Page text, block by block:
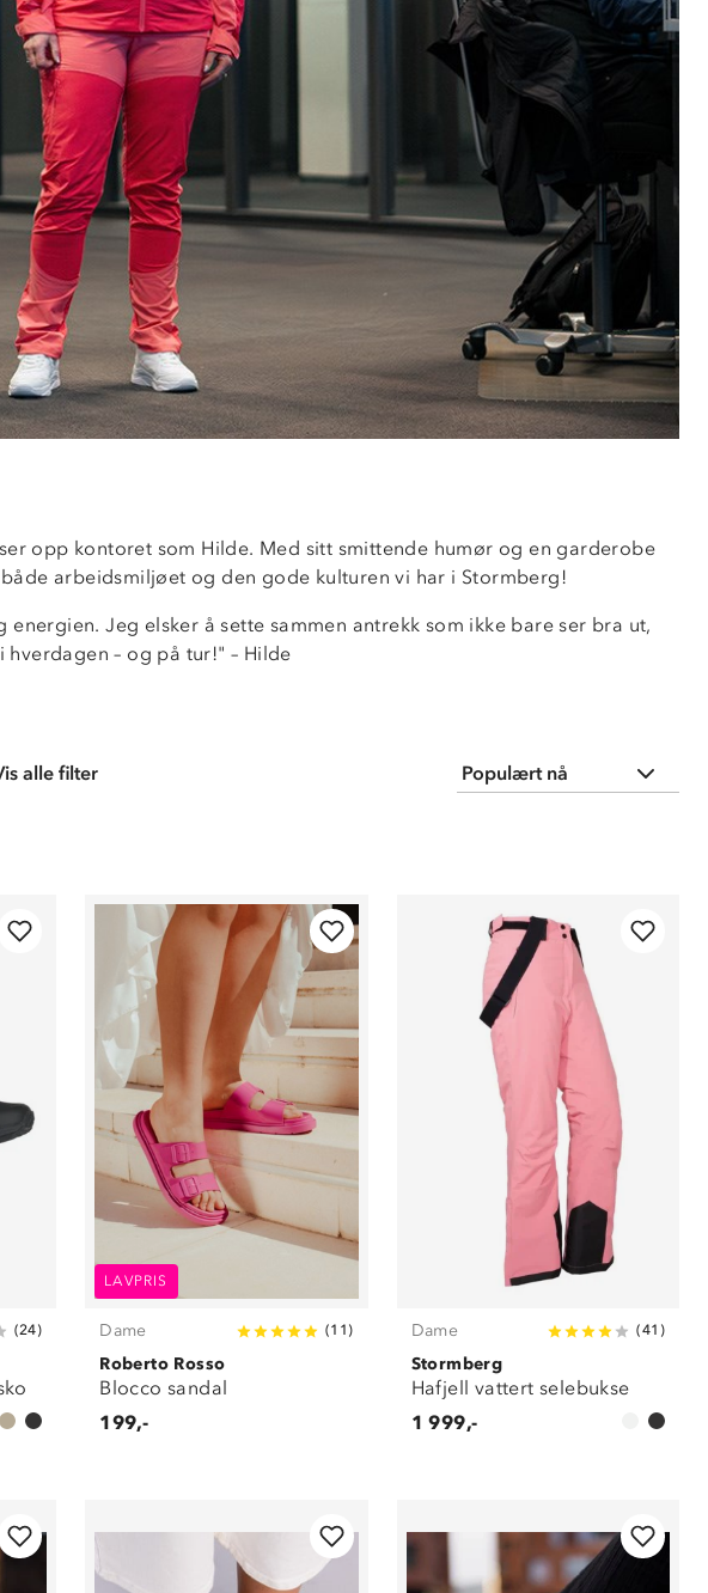
opp kontoret som Hilde. Med sitt smittende humør og en garderobe
arbeidsmiljøet og den gode kulturen vi har i Stormberg!
Jeg elsker å sette sammen antrekk som ikke bare ser bra ut,
– og på tur!" – Hilde
alle filter
(24)
LAVPRIS
Dame (11 )
Roberto Rosso
Blocco sandal
199,-
Dame (41 )
Stormberg
Hafjell vattert selebukse
1 999,-